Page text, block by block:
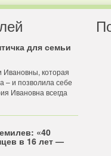
для семьи
которая
– и позволила себе
Ивановна всегда
«40
в 16 лет —